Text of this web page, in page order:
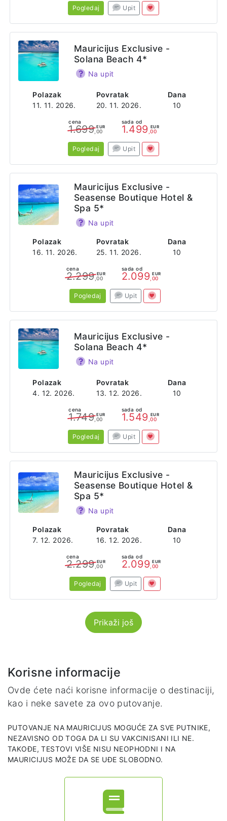
Pogledaj Upit
Polazak
11. 11. 2026.
Povratak
20. 11. 2026.
Dana
10
Mauricijus Exclusive -
Solana Beach 4*
Na upit
cena
1.699 EUR
,00
sada od
1.499 EUR
,00
Pogledaj Upit
Polazak
16. 11. 2026.
Povratak
25. 11. 2026.
Dana
10
Mauricijus Exclusive -
Seasense Boutique Hotel &
Spa 5*
Na upit
cena
2.299 EUR
,00
sada od
2.099 EUR
,00
Pogledaj Upit
Polazak
4. 12. 2026.
Povratak
13. 12. 2026.
Dana
10
Mauricijus Exclusive -
Solana Beach 4*
Na upit
cena
1.749 EUR
,00
sada od
1.549 EUR
,00
Pogledaj Upit
Polazak
7. 12. 2026.
Povratak
16. 12. 2026.
Dana
10
Mauricijus Exclusive -
Seasense Boutique Hotel &
Spa 5*
Na upit
cena
2.299 EUR
,00
sada od
2.099 EUR
,00
Pogledaj Upit
Prikaži još
Korisne informacije
Ovde ćete naći korisne informacije o destinaciji,
kao i neke savete za ovo putovanje.
PUTOVANJE NA MAURICIJUS MOGUĆE ZA SVE PUTNIKE,
NEZAVISNO OD TOGA DA LI SU VAKCINISANI ILI NE.
TAKOĐE, TESTOVI VIŠE NISU NEOPHODNI I NA
MAURICIJUS MOŽE DA SE UĐE SLOBODNO.